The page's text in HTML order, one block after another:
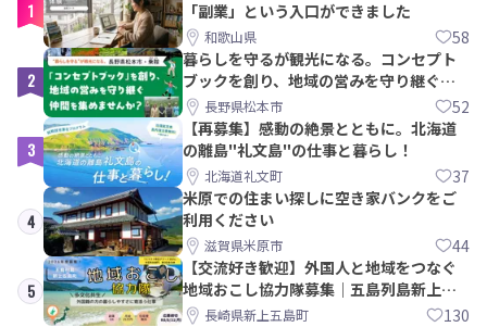
1
「副業」という入口ができました
和歌山県 58
2
暮らしを守るが観光になる。コンセプト
ブックを創り、地域の営みを守り継ぐ仲
間を集めませんか？
長野県松本市 52
3
【再募集】感動の絶景とともに。北海道
の離島"礼文島"の仕事と暮らし！
北海道礼文町 37
4
米原での住まい探しに空き家バンクをご
利用ください
滋賀県米原市 44
5
【交流好き歓迎】外国人と地域をつなぐ
地域おこし協力隊募集｜五島列島新上五
島町長崎県新上五島町 130